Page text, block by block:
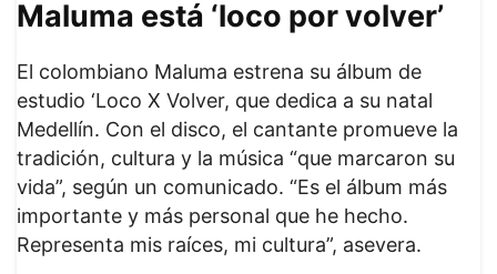
Maluma está ‘loco por volver’
El colombiano Maluma estrena su álbum de
estudio ‘Loco X Volver, que dedica a su natal
Medellín. Con el disco, el cantante promueve la
tradición, cultura y la música “que marcaron su
vida”, según un comunicado. “Es el álbum más
importante y más personal que he hecho.
Representa mis raíces, mi cultura”, asevera.